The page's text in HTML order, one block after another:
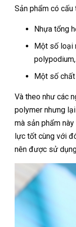
Sản phẩm có cấu
Nhựa tổng
Một số loại
Một số
Và theo như các
polymer nhưng
mà sản phẩm
lực tốt cùng với
nên được sử